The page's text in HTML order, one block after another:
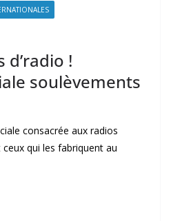
d’radio !
soulèvements
consacrée aux radios
qui les fabriquent au